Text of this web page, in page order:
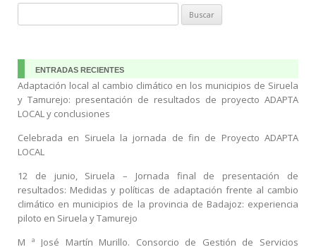
ENTRADAS RECIENTES
Adaptación local al cambio climático en los municipios de Siruela
y Tamurejo: presentación de resultados de proyecto ADAPTA
LOCAL y conclusiones
Celebrada en Siruela la jornada de fin de Proyecto ADAPTA
LOCAL
12 de junio, Siruela – Jornada final de presentación de
resultados: Medidas y políticas de adaptación frente al cambio
climático en municipios de la provincia de Badajoz: experiencia
piloto en Siruela y Tamurejo
M ª José Martín Murillo. Consorcio de Gestión de Servicios